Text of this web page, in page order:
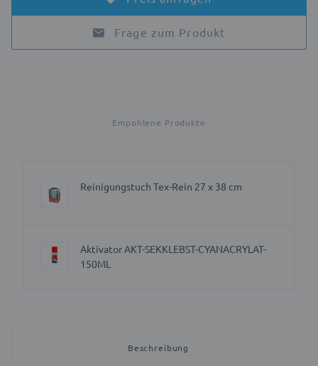
Frage zum Produkt
Empohlene Produkte
Reinigungstuch Tex-Rein 27 x 38 cm
Aktivator AKT-SEKKLEBST-CYANACRYLAT-
150ML
Beschreibung